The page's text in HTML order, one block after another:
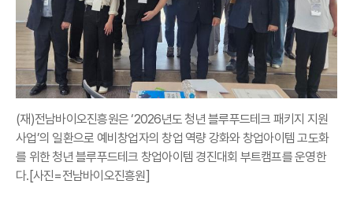
(재)전남바이오진흥원은 ‘2026년도 청년 블루푸드테크 패키지 지원
사업’의 일환으로 예비창업자의 창업 역량 강화와 창업아이템 고도화
를 위한 청년 블루푸드테크 창업아이템 경진대회 부트캠프를 운영한
다.[사진=전남바이오진흥원]